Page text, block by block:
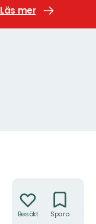
Läs mer
Besökt Spara